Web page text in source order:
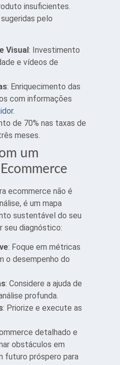
insuficientes.
pelo
Visual: Investimento
e vídeos de
: Enriquecimento das
com informações
.
de 70% nas taxas de
meses.
um
ecommerce não é
é um mapa
sustentável do seu
seu diagnóstico:
: Foque em métricas
o desempenho do
: Considere a ajuda de
profunda.
: Priorize e execute as
detalhado e
obstáculos em
futuro próspero para